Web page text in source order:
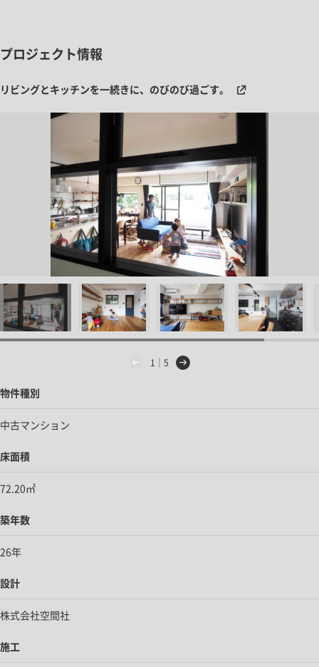
プロジェクト情報
リビングとキッチンを一続きに、のびのび過ごす。
1｜5
物件種別
中古マンション
床面積
72.20㎡
築年数
26年
設計
株式会社空間社
施工